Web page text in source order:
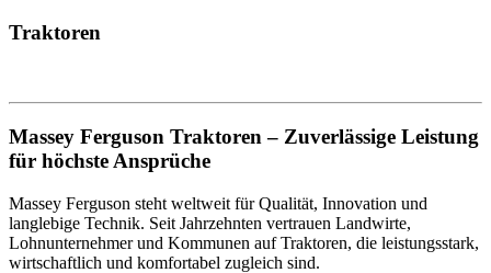
Traktoren
Massey Ferguson Traktoren – Zuverlässige Leistung
für höchste Ansprüche
Massey Ferguson steht weltweit für Qualität, Innovation und
langlebige Technik. Seit Jahrzehnten vertrauen Landwirte,
Lohnunternehmer und Kommunen auf Traktoren, die leistungsstark,
wirtschaftlich und komfortabel zugleich sind.